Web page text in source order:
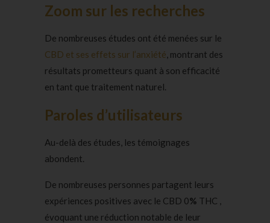
Zoom sur les recherches
De nombreuses études ont été menées sur le
CBD et ses effets sur l’anxiété, montrant des
résultats prometteurs quant à son efficacité
en tant que traitement naturel.
Paroles d’utilisateurs
Au-delà des études, les témoignages
abondent.
De nombreuses personnes partagent leurs
expériences positives avec le CBD 0% THC ,
évoquant une réduction notable de leur